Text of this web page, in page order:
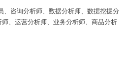
、咨询分析师、数据分析师、数据挖掘分
、运营分析师、业务分析师、商品分析